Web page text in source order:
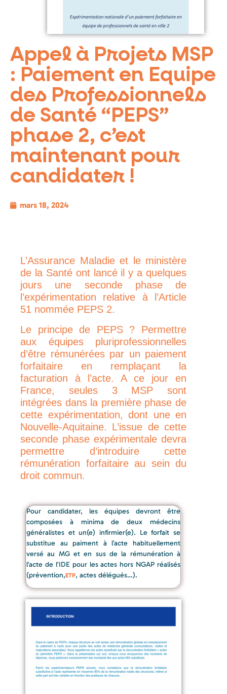
Appel à Projets MSP
: Paiement en Equipe
des Professionnels
de Santé “PEPS”
phase 2, c’est
maintenant pour
candidater !
mars 18, 2024
L’Assurance Maladie et le ministère
de la Santé ont lancé il y a quelques
jours une seconde phase de
l’expérimentation relative à l’Article
51 nommée PEPS 2.
Le principe de PEPS ? Permettre
aux équipes pluriprofessionnelles
d’être rémunérées par un paiement
forfaitaire en remplaçant la
facturation à l’acte. A ce jour en
France, seules 3 MSP sont
intégrées dans la première phase de
cette expérimentation, dont une en
Nouvelle-Aquitaine. L’issue de cette
seconde phase expérimentale devra
permettre d’introduire cette
rémunération forfaitaire au sein du
droit commun.
Pour candidater, les équipes devront être
composées à minima de deux médecins
généralistes et un(e) infirmier(e). Le forfait se
substitue au paiment à l’acte habituellement
versé au MG et en sus de la rémunération à
l’acte de l’IDE pour les actes hors NGAP réalisés
(prévention,ETP, actes délégués…).